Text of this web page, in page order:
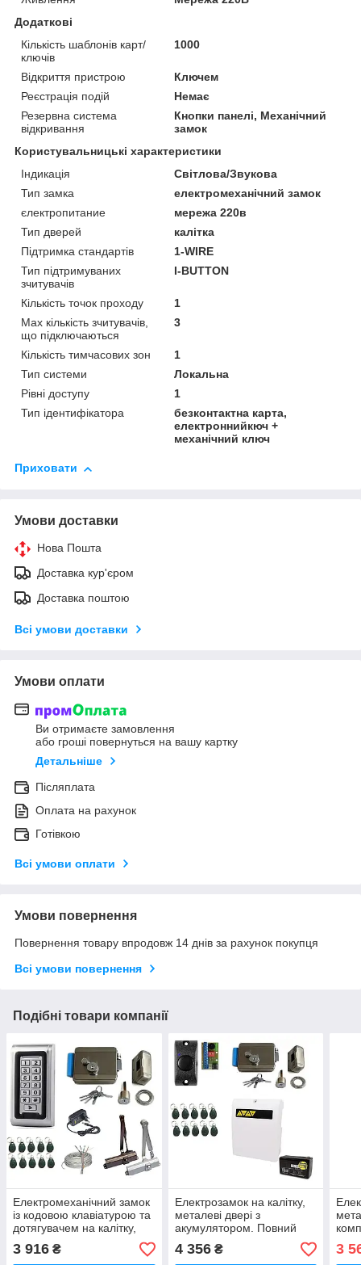
Додаткові
Кількість шаблонів карт/
ключів
1000
Відкриття пристрою
Ключем
Реєстрація подій
Немає
Резервна система
відкривання
Кнопки панелі, Механічний
замок
Користувальницькі характеристики
Індикація
Світлова/Звукова
Тип замка
електромеханічний замок
єлектропитание
мережа 220в
Тип дверей
калітка
Підтримка стандартів
1-WIRE
Тип підтримуваних
зчитувачів
I-BUTTON
Кількість точок проходу
1
Мах кількість зчитувачів,
що підключаються
3
Кількість тимчасових зон
1
Тип системи
Локальна
Рівні доступу
1
Тип ідентифікатора
безконтактна карта,
електроннийкюч +
механічний ключ
Приховати
Умови доставки
Нова Пошта
Доставка кур'єром
Доставка поштою
Всі умови доставки
Умови оплати
Ви отримаєте замовлення
або гроші повернуться на вашу картку
Детальніше
Післяплата
Оплата на рахунок
Готівкою
Всі умови оплати
Умови повернення
Повернення товару впродовж 14 днів за рахунок покупця
Всі умови повернення
Подібні товари компанії
Електромеханічний замок
із кодовою клавіатурою та
дотягувачем на калітку,
металеві двері.Повний
комплект.
3 916 ₴
Електрозамок на калітку,
металеві двері з
акумулятором. Повний
комплект.
4 356₴ 3